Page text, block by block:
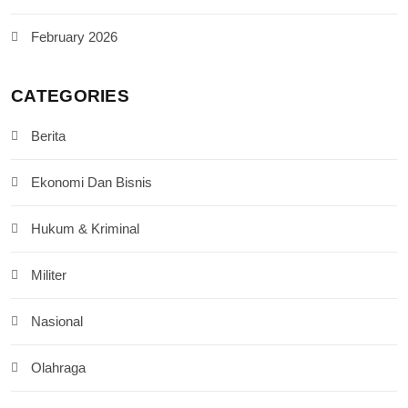
February 2026
CATEGORIES
Berita
Ekonomi Dan Bisnis
Hukum & Kriminal
Militer
Nasional
Olahraga